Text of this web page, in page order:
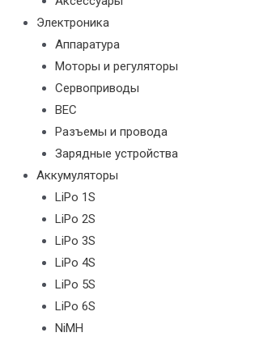
Электроника
Аппаратура
Моторы и регуляторы
Сервоприводы
BEC
Разъемы и провода
Зарядные устройства
Аккумуляторы
LiPo 1S
LiPo 2S
LiPo 3S
LiPo 4S
LiPo 5S
LiPo 6S
NiMH